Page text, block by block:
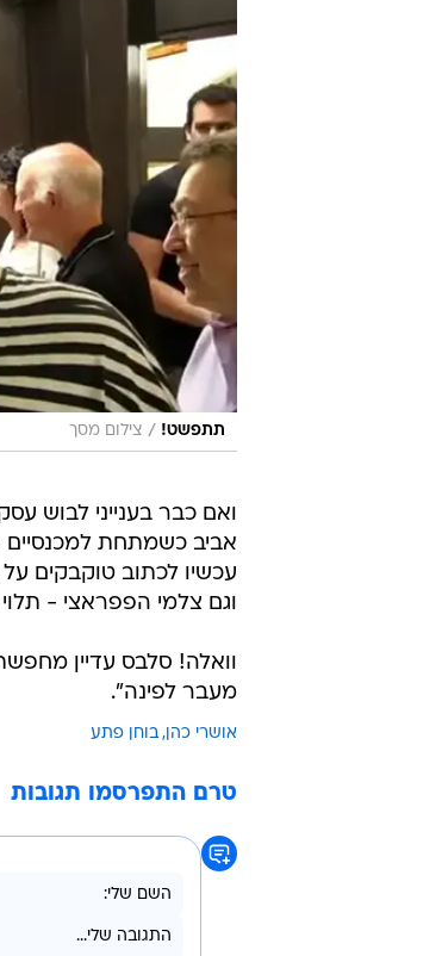
תתפשט! / צילום מסך
ואם כבר בענייני לבוש
אביב כשמתחת
עכשיו לכתוב טוקבקים
וגם צלמי הפפראצי -
וואלה! סלבס עדיין
מעבר לפינה".
אושרי כהן בוחן פתע
טרם התפרסמו תגובות